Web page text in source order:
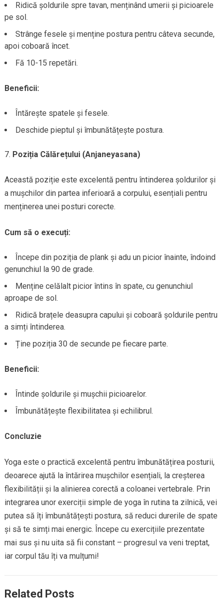
Ridică șoldurile spre tavan, menținând umerii și picioarele
pe sol.
Strânge fesele și menține postura pentru câteva secunde,
apoi coboară încet.
Fă 10-15 repetări.
Beneficii:
Întărește spatele și fesele.
Deschide pieptul și îmbunătățește postura.
Poziția Călărețului (Anjaneyasana)
Această poziție este excelentă pentru întinderea șoldurilor și
a mușchilor din partea inferioară a corpului, esențiali pentru
menținerea unei posturi corecte.
Cum să o execuți:
Începe din poziția de plank și adu un picior înainte, îndoind
genunchiul la 90 de grade.
Menține celălalt picior întins în spate, cu genunchiul
aproape de sol.
Ridică brațele deasupra capului și coboară șoldurile pentru
a simți întinderea.
Ține poziția 30 de secunde pe fiecare parte.
Beneficii:
Întinde șoldurile și mușchii picioarelor.
Îmbunătățește flexibilitatea și echilibrul.
Concluzie
Yoga este o practică excelentă pentru îmbunătățirea posturii,
deoarece ajută la întărirea mușchilor esențiali, la creșterea
flexibilității și la alinierea corectă a coloanei vertebrale. Prin
integrarea unor exerciții simple de yoga în rutina ta zilnică, vei
putea să îți îmbunătățești postura, să reduci durerile de spate
și să te simți mai energic. Începe cu exercițiile prezentate
mai sus și nu uita să fii constant – progresul va veni treptat,
iar corpul tău îți va mulțumi!
Related Posts